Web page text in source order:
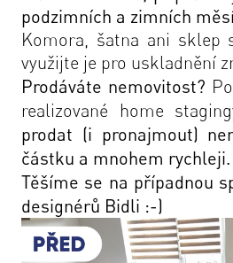
podzimních a zimních
Komora, šatna ani sklep
využijte je pro uskladnění
Prodáváte nemovitost?
realizované home
prodat (i pronajmout)
částku a mnohem rychleji.
Těšíme se na případnou
designérů Bidli :-)